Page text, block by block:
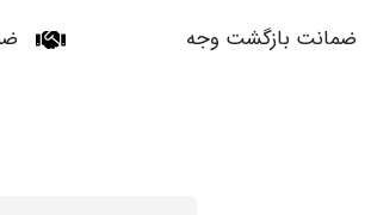
ضمانت بازگشت وجه